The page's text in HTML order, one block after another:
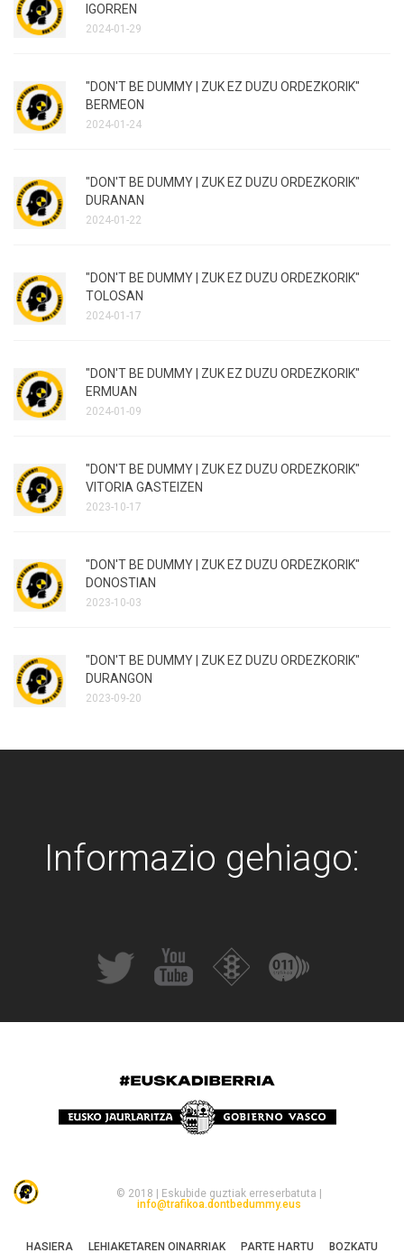
IGORREN
2024-01-29
"DON'T BE DUMMY | ZUK EZ DUZU ORDEZKORIK"
BERMEON
2024-01-24
"DON'T BE DUMMY | ZUK EZ DUZU ORDEZKORIK"
DURANAN
2024-01-22
"DON'T BE DUMMY | ZUK EZ DUZU ORDEZKORIK"
TOLOSAN
2024-01-17
"DON'T BE DUMMY | ZUK EZ DUZU ORDEZKORIK"
ERMUAN
2024-01-09
"DON'T BE DUMMY | ZUK EZ DUZU ORDEZKORIK"
VITORIA GASTEIZEN
2023-10-17
"DON'T BE DUMMY | ZUK EZ DUZU ORDEZKORIK"
DONOSTIAN
2023-10-03
"DON'T BE DUMMY | ZUK EZ DUZU ORDEZKORIK"
DURANGON
2023-09-20
Informazio gehiago:
© 2018 | Eskubide guztiak erreserbatuta |
info@trafikoa.dontbedummy.eus
HASIERA LEHIAKETAREN OINARRIAK PARTE HARTU BOZKATU